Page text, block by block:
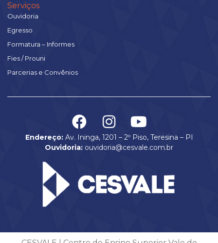
Serviços
Ouvidoria
Egresso
Formatura – Informes
Fies / Prouni
Parcerias e Convênios
Endereço:Av. Ininga, 1201 – 2º Piso, Teresina – PI
Ouvidoria: ouvidoria@cesvale.com.br